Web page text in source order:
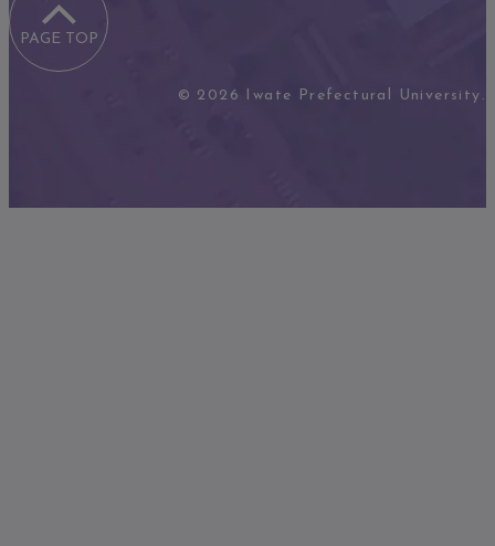
PAGE TOP
© 2026 Iwate Prefectural University.